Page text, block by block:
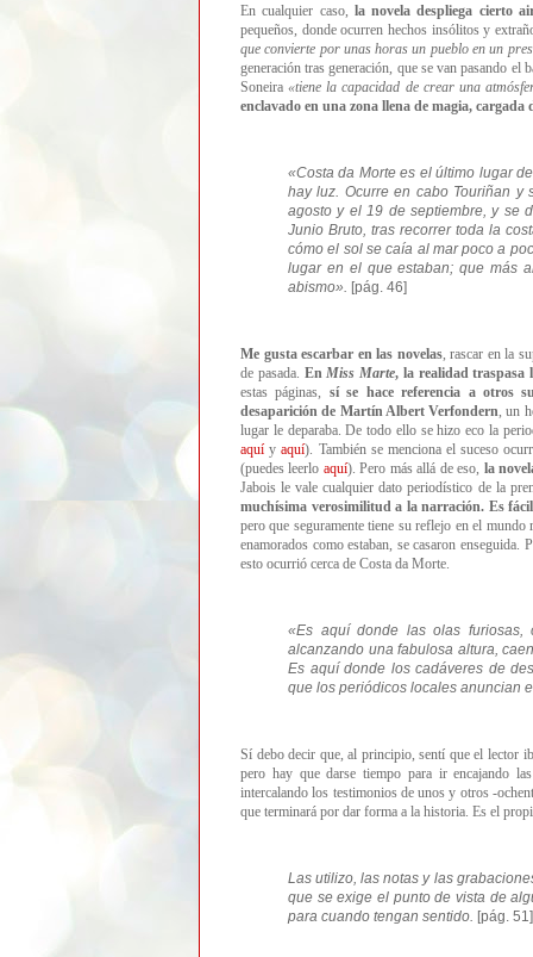
En cualquier caso, la novela despliega cierto
pequeños, donde ocurren hechos insólitos y
que convierte por unas horas un pueblo en un
generación tras generación, que se van pasando el
Soneira«tiene la capacidad de crear una
enclavado en una zona llena de magia, cargada
«Costa da Morte es el último lugar
hay luz. Ocurre en cabo Touriñan
agosto y el 19 de septiembre, y se
Junio Bruto, tras recorrer toda la
cómo el sol se caía al mar poco a
lugar en el que estaban; que más
abismo» [pág. 46]
Me gusta escarbar en las novelas, rascar en la
de pasada. En Miss Marte, la realidad traspasa
estas páginas,
sí se hace referencia a otros
desaparición de Martín Albert Verfondern , un
lugar le deparaba. De todo ello se hizo eco la
aquí yaquí) . También se menciona el suceso
(puedes leerlo aquí). Pero más allá de eso, la
Jabois le vale cualquier dato periodístico de la
muchísima verosimilitud a la narración. Es
pero que seguramente tiene su reflejo en el mundo
enamorados como estaban, se casaron
esto ocurrió cerca de Costa da Morte.
«Es aquí donde las olas furiosas,
alcanzando una fabulosa altura,
Es aquí donde los cadáveres de
que los periódicos locales anuncian
Sí debo decir que, al principio, sentí que el lector
pero hay que darse tiempo para ir encajando
intercalando los testimonios de unos y otros -
que terminará por dar forma a la historia. Es el
Las utilizo, las notas y las
que se exige el punto de vista de
para cuando tengan sentido. [pág. 51]